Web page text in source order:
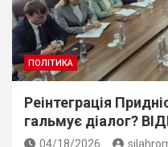
ПОЛІТИКА
Реінтеграція
гальмує діалог?
04/18/2026